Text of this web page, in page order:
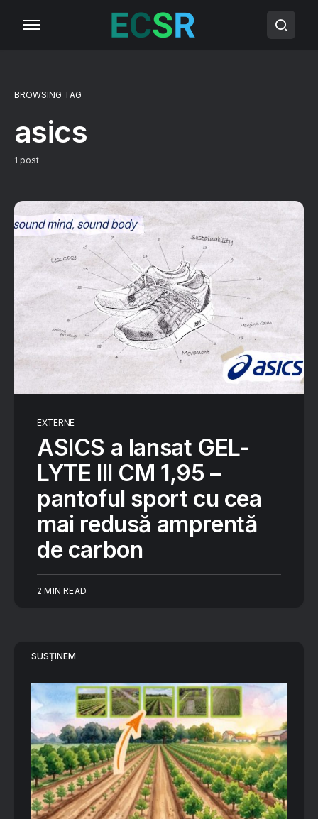
BROWSING TAG
asics
1 post
EXTERNE
ASICS a lansat GEL-
LYTE III CM 1,95 –
pantoful sport cu cea
mai redusă amprentă
de carbon
2 MIN READ
SUSȚINEM